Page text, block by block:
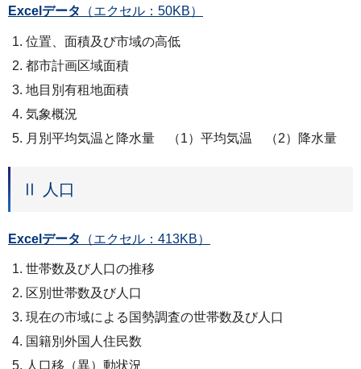
Excelデータ （エクセル：50KB）
位置、面積及び市域の高低
都市計画区域面積
地目別有租地面積
気象概況
月別平均気温と降水量 （1）平均気温 （2）降水量
Ⅱ 人口
Excelデータ （エクセル：413KB）
世帯数及び人口の推移
区別世帯数及び人口
現在の市域による国勢調査の世帯数及び人口
国籍別外国人住民数
人口移（異）動状況